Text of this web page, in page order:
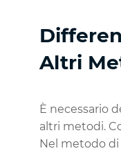
Altri
È necessario
altri metodi.
Nel metodo di